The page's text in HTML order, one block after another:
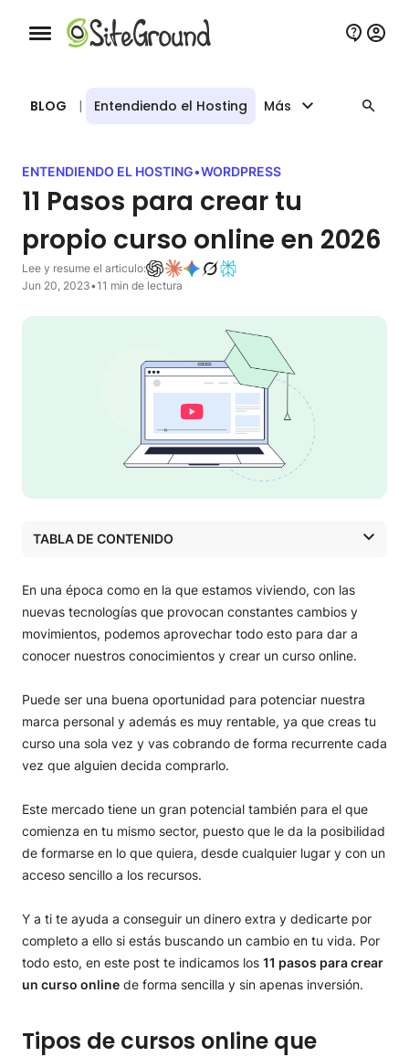
Botón de navegación móvil
BLOG | Entendiendo el Hosting Más
ENTENDIENDO EL HOSTING•WORDPRESS
11 Pasos para crear tu
propio curso online en 2026
Lee y resume el articulo:
Jun 20, 2023•11 min de lectura
TABLA DE CONTENIDO
¿Cómo crear un curso online con éxito? 11 consejos claves
Estas son las mejores plataformas para subir tu curso
online
En una época como en la que estamos viviendo, con las
nuevas tecnologías que provocan constantes cambios y
movimientos, podemos aprovechar todo esto para dar a
conocer nuestros conocimientos y crear un curso online.
Puede ser una buena oportunidad para potenciar nuestra
marca personal y además es muy rentable, ya que creas tu
curso una sola vez y vas cobrando de forma recurrente cada
vez que alguien decida comprarlo.
Este mercado tiene un gran potencial también para el que
comienza en tu mismo sector, puesto que le da la posibilidad
de formarse en lo que quiera, desde cualquier lugar y con un
acceso sencillo a los recursos.
Y a ti te ayuda a conseguir un dinero extra y dedicarte por
completo a ello si estás buscando un cambio en tu vida. Por
todo esto, en este post te indicamos los 11 pasos para crear
un curso online de forma sencilla y sin apenas inversión.
Tipos de cursos online que